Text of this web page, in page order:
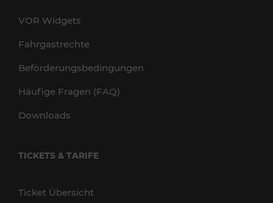
VOR Widgets
Fahrgastrechte
Beförderungsbedingungen
Häufige Fragen (FAQ)
Downloads
TICKETS & TARIFE
Ticket Übersicht